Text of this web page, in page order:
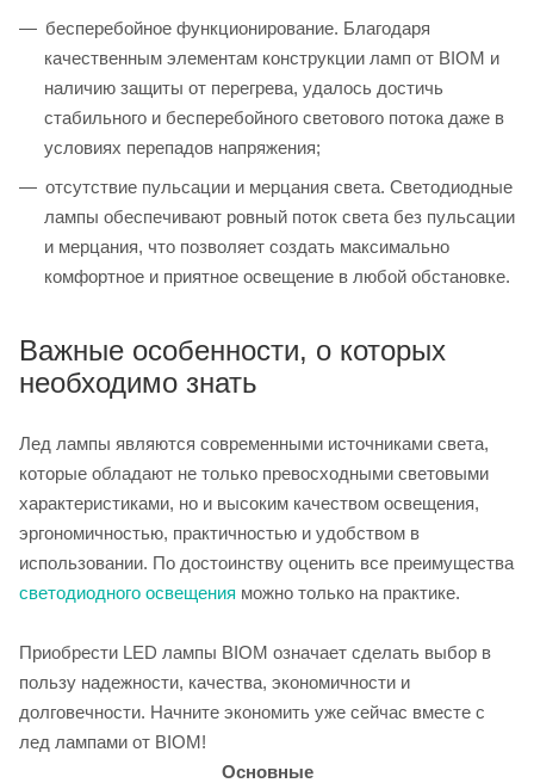
бесперебойное функционирование. Благодаря
качественным элементам конструкции ламп от BIOM и
наличию защиты от перегрева, удалось достичь
стабильного и бесперебойного светового потока даже в
условиях перепадов напряжения;
отсутствие пульсации и мерцания света. Светодиодные
лампы обеспечивают ровный поток света без пульсации
и мерцания, что позволяет создать максимально
комфортное и приятное освещение в любой обстановке.
Важные особенности, о которых
необходимо знать
Лед лампы являются современными источниками света,
которые обладают не только превосходными световыми
характеристиками, но и высоким качеством освещения,
эргономичностью, практичностью и удобством в
использовании. По достоинству оценить все преимущества
светодиодного освещения можно только на практике.
Приобрести LED лампы BIOM означает сделать выбор в
пользу надежности, качества, экономичности и
долговечности. Начните экономить уже сейчас вместе с
лед лампами от BIOM!
Основные